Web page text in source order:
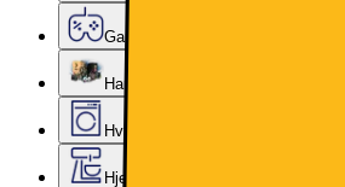
Gaming
Hardware
Hvidevarer
Hjem, Rengøring & Køkkenudstyr